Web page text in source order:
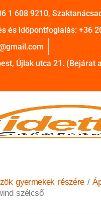
1 608 9210,
és időpontfoglalás: +36
Újlak utca 21. (Bejárat
gyermekek részére/
szélcső